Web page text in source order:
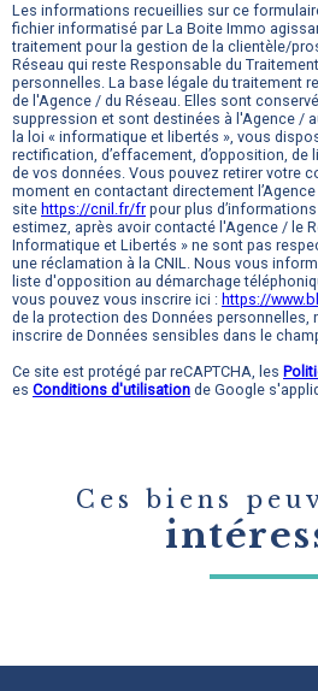
Les informations recueillies sur ce
fichier informatisé par La Boite Immo
traitement pour la gestion de la clientèle/
Réseau qui reste Responsable du
personnelles. La base légale du traitement
de l'Agence / du Réseau. Elles sont
suppression et sont destinées à l'Agence /
la loi « informatique et libertés », vous
rectification, d’effacement, d’opposition,
de vos données. Vous pouvez retirer votre
moment en contactant directement
site https://cnil.fr/fr pour plus
estimez, après avoir contacté l'Agence / le
Informatique et Libertés » ne sont pas
une réclamation à la CNIL. Nous vous
liste d'opposition au démarchage
vous pouvez vous inscrire ici : https://
de la protection des Données personnelles,
inscrire de Données sensibles dans le
Ce site est protégé par reCAPTCHA, les
es Conditions d'utilisation de Google
Ces biens